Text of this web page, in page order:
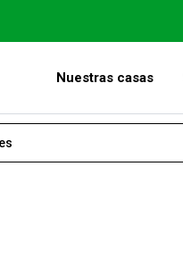
Nuestras casas